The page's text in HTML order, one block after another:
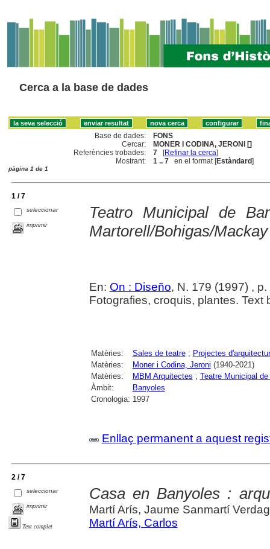
Cerca a la base de dades
Base de dades:
FONS
Cercar:
MONER I CODINA, JERONI []
Referències trobades:
7 [Refinar la cerca]
Mostrant:
1 .. 7 en el format [Estàndard]
pàgina 1 de 1
1 / 7
seleccionar
imprimir
Teatro Municipal de
Martorell/Bohigas/
En: On : Diseño, N. 179 (1997) ,
Fotografies, croquis, plantes. Text
Matèries: Sales de teatre; Projectes
Matèries:
Moner i Codina, Jeroni (1940-2021)
Matèries:
MBM Arquitectes ; Teatre Municipal
Àmbit:
Banyoles
Cronologia: 1997
Enllaç permanent a aquest
2 / 7
seleccionar
imprimir
Text complet
Casa en Banyoles :
Martí Arís, Jaume Sanmartí
Martí Arís, Carlos